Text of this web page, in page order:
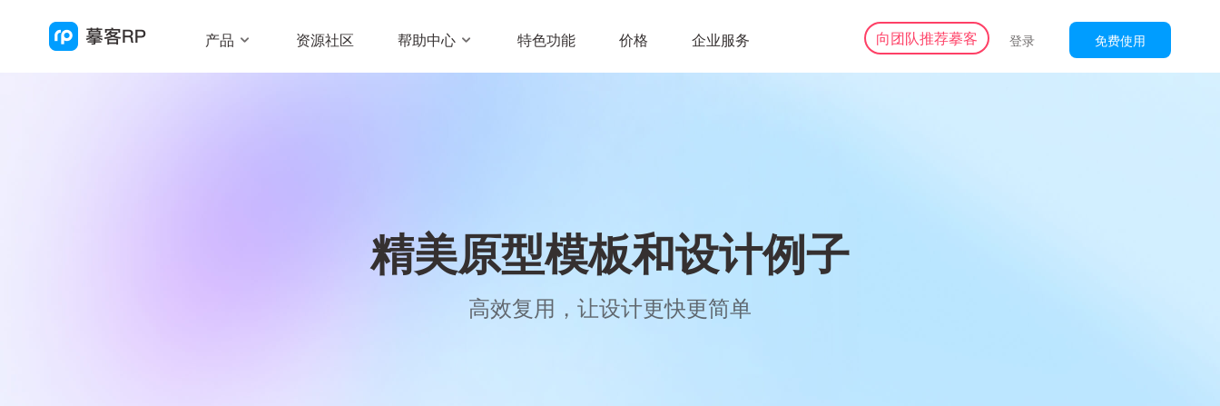
产品 资源社区 帮助中心 特色功能 价格 企业服务 登录 免费使用
向团队推荐摹客
精美原型模板和设计例子
高效复用，让设计更快更简单